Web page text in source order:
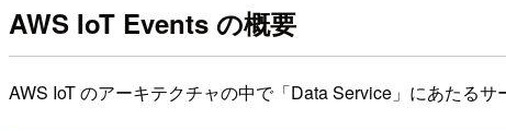
AWS IoT Events の概要
AWS IoT のアーキテクチャの中で「Data Service」にあたるサ